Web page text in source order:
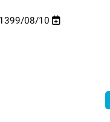
1399/08/10